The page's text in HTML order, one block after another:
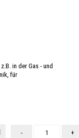
in der Gas - und
für
- +